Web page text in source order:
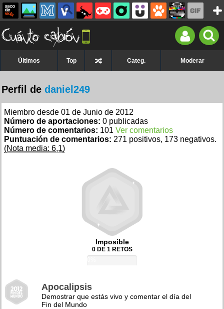
Últimos Top Categ. Moderar
Perfil de daniel249
Miembro desde 01 de Junio de 2012
Número de aportaciones: 0 publicadas
Número de comentarios: 101 Ver comentarios
Puntuación de comentarios: 271 positivos, 173 negativos.
(Nota media: 6,1)
Imposible
0 DE 1 RETOS
Apocalipsis
Demostrar que estás vivo y comentar el día del
Fin del Mundo